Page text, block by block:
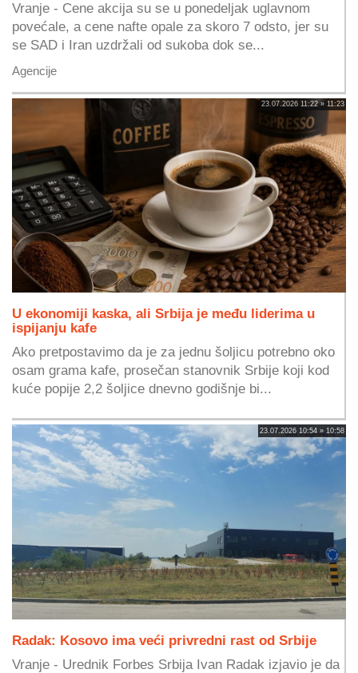
Vranje - Cene akcija su se u ponedeljak uglavnom
povećale, a cene nafte opale za skoro 7 odsto, jer su
se SAD i Iran uzdržali od sukoba dok se...
Agencije
23.07.2026 11:22 » 11:23
U ekonomiji kaska, ali Srbija je među liderima u
ispijanju kafe
Ako pretpostavimo da je za jednu šoljicu potrebno oko
osam grama kafe, prosečan stanovnik Srbije koji kod
kuće popije 2,2 šoljice dnevno godišnje bi...
23.07.2026 10:54 » 10:58
Radak: Kosovo ima veći privredni rast od Srbije
Vranje - Urednik Forbes Srbija Ivan Radak izjavio je da